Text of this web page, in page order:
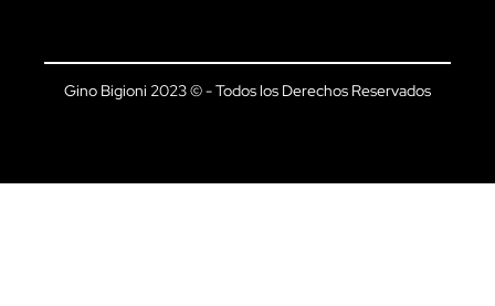
Gino Bigioni 2023 © - Todos los Derechos Reservados